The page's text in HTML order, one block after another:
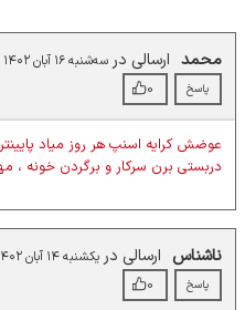
ناشناس ارسالی در یکشنبه ۱۴ آبان ۱۴۰۲
پاسخ 0
محمد ارسالی در سه‌شنبه ۱۶ آبان ۱۴۰۲
پاسخ 0
عوضش کرایه اسنپ هر روز میاد
دربستی برن سرکار و برگردن خونه ،